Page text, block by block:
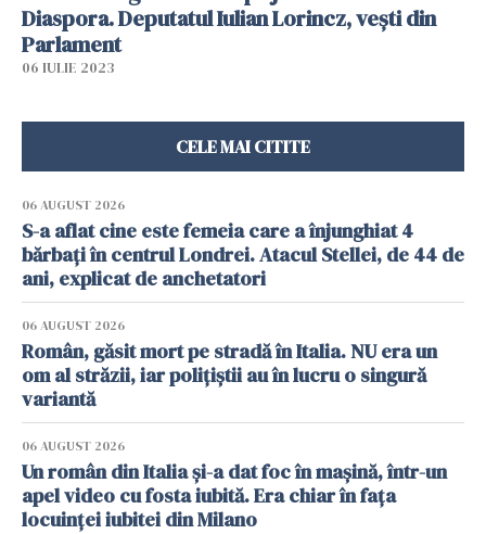
Diaspora. Deputatul Iulian Lorincz, vești din
Parlament
06 IULIE 2023
CELE MAI CITITE
06 AUGUST 2026
S-a aflat cine este femeia care a înjunghiat 4
bărbați în centrul Londrei. Atacul Stellei, de 44 de
ani, explicat de anchetatori
06 AUGUST 2026
Român, găsit mort pe stradă în Italia. NU era un
om al străzii, iar polițiștii au în lucru o singură
variantă
06 AUGUST 2026
Un român din Italia și-a dat foc în mașină, într-un
apel video cu fosta iubită. Era chiar în fața
locuinței iubitei din Milano